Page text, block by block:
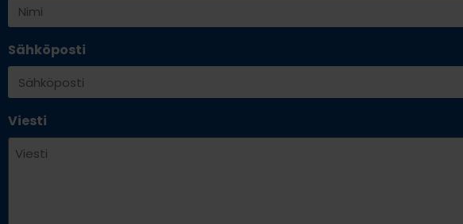
Sähköposti
Viesti